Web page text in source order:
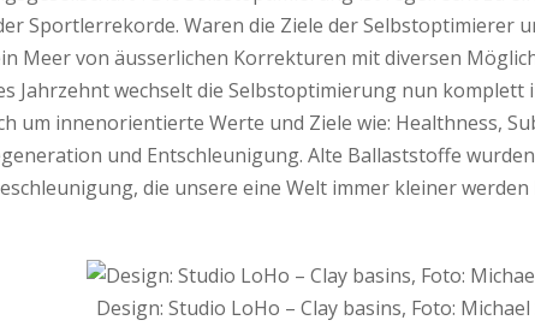
Sportlerrekorde. Waren die Ziele der Selbstoptimierer
Meer von äusserlichen Korrekturen mit diversen
Jahrzehnt wechselt die Selbstoptimierung nun komplett
um innenorientierte Werte und Ziele wie: Healthness,
und Entschleunigung. Alte Ballaststoffe
die unsere eine Welt immer kleiner
Design: Studio LoHo – Clay basins, Foto: